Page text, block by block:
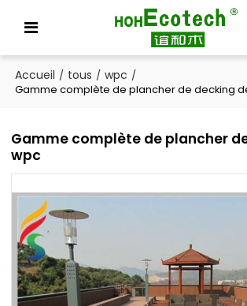
Accueil / tous / wpc /
Gamme complète de plancher de decking
Gamme complète de plancher
wpc